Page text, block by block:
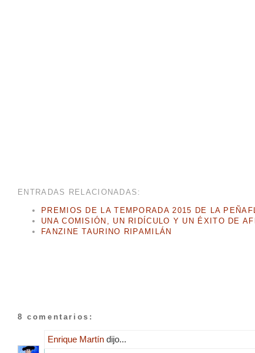
ENTRADAS RELACIONADAS:
PREMIOS DE LA TEMPORADA 2015 DE LA
UNA COMISIÓN, UN RIDÍCULO Y UN ÉXITO DE
FANZINE TAURINO RIPAMILÁN
8 comentarios:
Enrique Martín dijo...